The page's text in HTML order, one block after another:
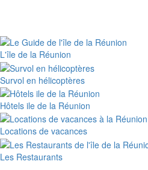
L'île de la Réunion
Survol en hélicoptères
Hôtels ile de la Réunion
Locations de vacances
Les Restaurants